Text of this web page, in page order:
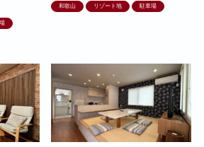
和歌山 リゾート地 駐車場